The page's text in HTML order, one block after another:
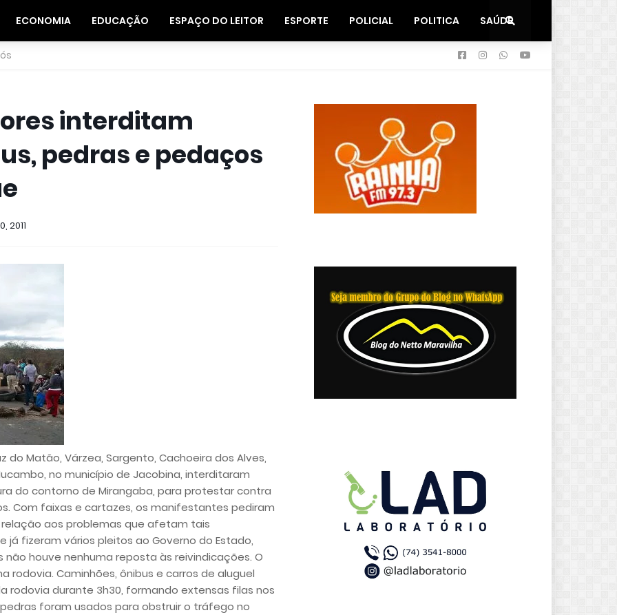
ECONOMIA EDUCAÇÃO ESPAÇO DO LEITOR ESPORTE POLICIAL POLITICA SAÚDE
interditam
pedras e pedaços
2011
do Matão, Várzea, Sargento, Cachoeira dos Alves,
no município de Jacobina, interditaram
do contorno de Mirangaba, para protestar contra
Com faixas e cartazes, os manifestantes pediram
aos problemas que afetam tais
já fizeram vários pleitos ao Governo do Estado,
houve nenhuma reposta às reivindicações. O
Caminhões, ônibus e carros de aluguel
rodovia durante 3h30, formando extensas filas nos
foram usados para obstruir o tráfego no